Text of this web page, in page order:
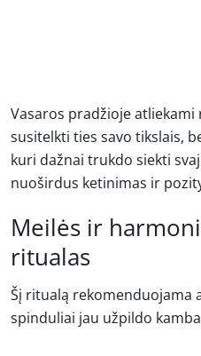
Vasaros pradžioje
susitelkti ties savo tikslais,
kuri dažnai trukdo siekti
nuoširdus ketinimas ir
Meilės ir
ritualas
Šį ritualą rekomenduojama
spinduliai jau užpildo